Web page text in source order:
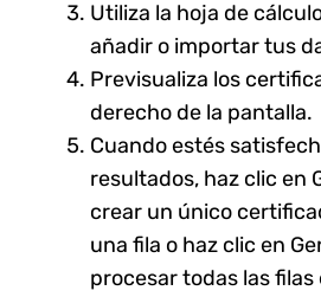
Utiliza la hoja de
añadir o importar tus
Previsualiza los
derecho de la pantalla.
Cuando estés
resultados, haz clic en
crear un único
una fila o haz clic en
procesar todas las filas